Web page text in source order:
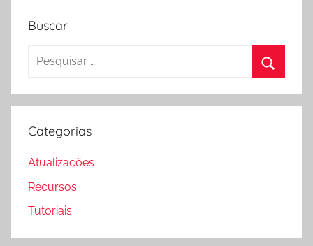
Buscar
Pesquisar
Categorias
Atualizações
Recursos
Tutoriais